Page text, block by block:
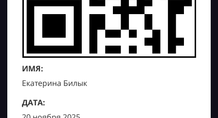
ИМЯ:
Екатерина Билык
ДАТА: